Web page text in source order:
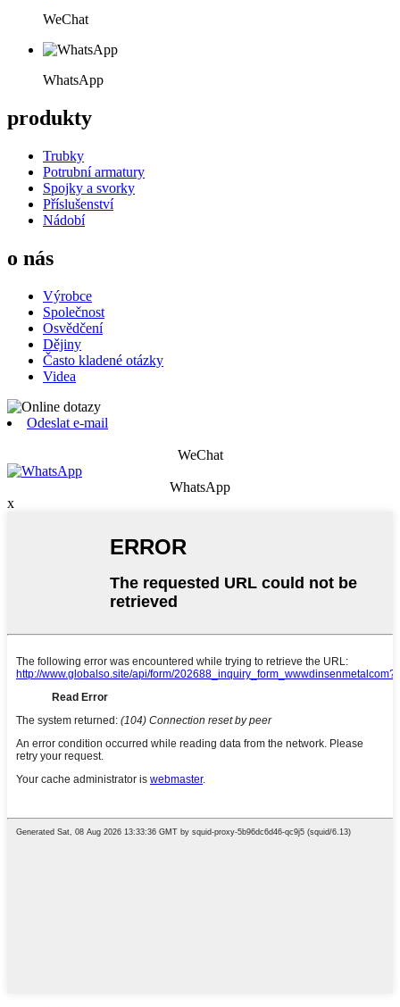
WeChat
WhatsApp
produkty
Trubky
Potrubní armatury
Spojky a svorky
Příslušenství
Nádobí
o nás
Výrobce
Společnost
Osvědčení
Dějiny
Často kladené otázky
Videa
Odeslat e-mail
WeChat
WhatsApp
x